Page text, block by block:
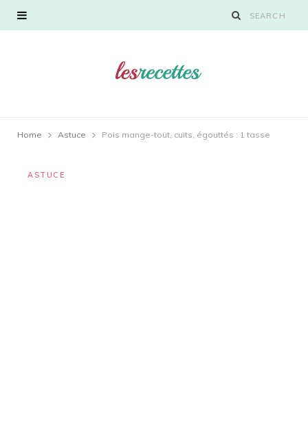
Home Astuce Pois mange-tout, cuits, égouttés : 1 tasse
ASTUCE